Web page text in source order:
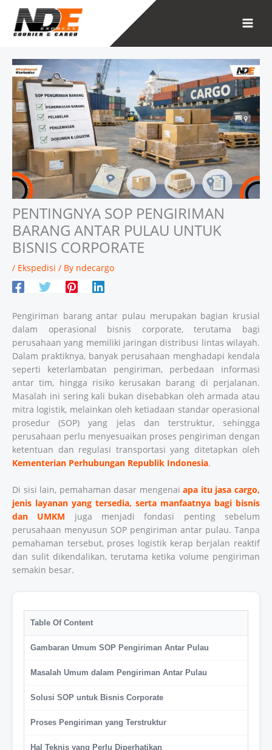
content
PENTINGNYA SOP PENGIRIMAN
BARANG ANTAR PULAU UNTUK
BISNIS CORPORATE
/ Ekspedisi / By ndecargo
Pengiriman barang antar pulau merupakan bagian krusial
dalam operasional bisnis corporate, terutama bagi
perusahaan yang memiliki jaringan distribusi lintas wilayah.
Dalam praktiknya, banyak perusahaan menghadapi kendala
seperti keterlambatan pengiriman, perbedaan informasi
antar tim, hingga risiko kerusakan barang di perjalanan.
Masalah ini sering kali bukan disebabkan oleh armada atau
mitra logistik, melainkan oleh ketiadaan standar operasional
prosedur (SOP) yang jelas dan terstruktur, sehingga
perusahaan perlu menyesuaikan proses pengiriman dengan
ketentuan dan regulasi transportasi yang ditetapkan oleh
Kementerian Perhubungan Republik Indonesia.
Di sisi lain, pemahaman dasar mengenai apa itu jasa cargo,
jenis layanan yang tersedia, serta manfaatnya bagi bisnis
dan UMKM juga menjadi fondasi penting sebelum
perusahaan menyusun SOP pengiriman antar pulau. Tanpa
pemahaman tersebut, proses logistik kerap berjalan reaktif
dan sulit dikendalikan, terutama ketika volume pengiriman
semakin besar.
Table Of Content
Gambaran Umum SOP Pengiriman Antar Pulau
Masalah Umum dalam Pengiriman Antar Pulau
Solusi SOP untuk Bisnis Corporate
Proses Pengiriman yang Terstruktur
Hal Teknis yang Perlu Diperhatikan